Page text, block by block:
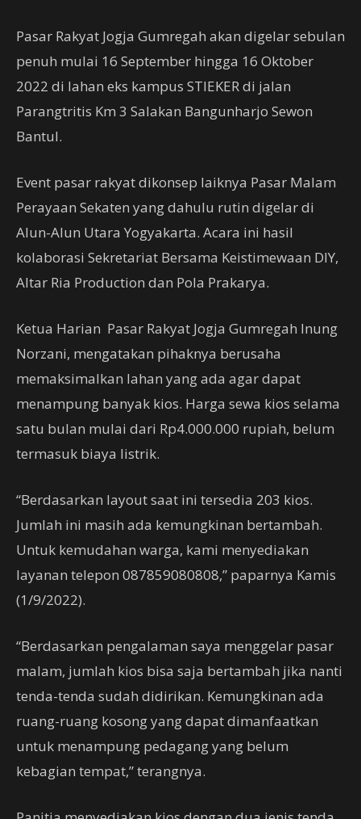
Pasar Rakyat Jogja Gumregah akan digelar sebulan
penuh mulai 16 September hingga 16 Oktober
2022 di lahan eks kampus STIEKER di jalan
Parangtritis Km 3 Salakan Bangunharjo Sewon
Bantul.
Event pasar rakyat dikonsep laiknya Pasar Malam
Perayaan Sekaten yang dahulu rutin digelar di
Alun-Alun Utara Yogyakarta. Acara ini hasil
kolaborasi Sekretariat Bersama Keistimewaan DIY,
Altar Ria Production dan Pola Prakarya.
Ketua Harian Pasar Rakyat Jogja Gumregah Inung
Norzani, mengatakan pihaknya berusaha
memaksimalkan lahan yang ada agar dapat
menampung banyak kios. Harga sewa kios selama
satu bulan mulai dari Rp4.000.000 rupiah, belum
termasuk biaya listrik.
“Berdasarkan layout saat ini tersedia 203 kios.
Jumlah ini masih ada kemungkinan bertambah.
Untuk kemudahan warga, kami menyediakan
layanan telepon 087859080808,” paparnya Kamis
(1/9/2022).
“Berdasarkan pengalaman saya menggelar pasar
malam, jumlah kios bisa saja bertambah jika nanti
tenda-tenda sudah didirikan. Kemungkinan ada
ruang-ruang kosong yang dapat dimanfaatkan
untuk menampung pedagang yang belum
kebagian tempat,” terangnya.